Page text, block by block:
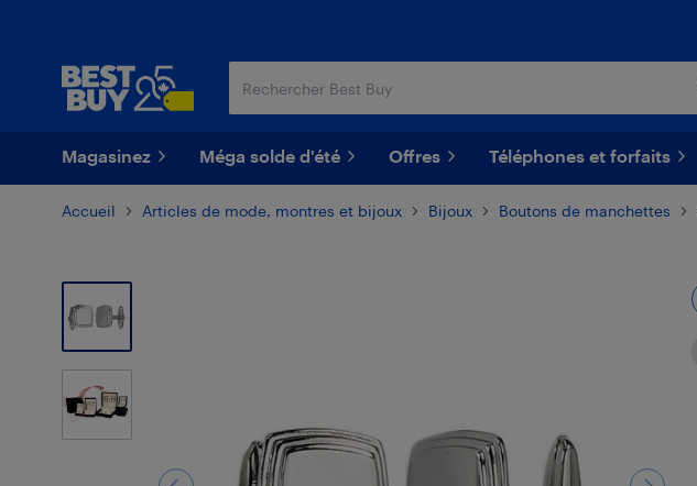
Magasinez Méga solde d'été Offres Téléphones et forfaits
Accueil Articles de mode, montres et bijoux Bijoux Boutons de manchettes